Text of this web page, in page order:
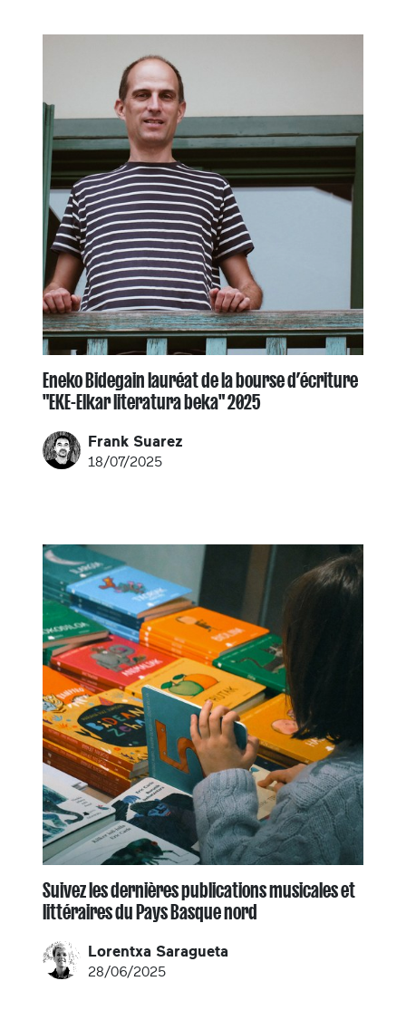
Eneko Bidegain lauréat de la bourse d’écriture
"EKE-Elkar literatura beka" 2025
Frank Suarez
18/07/2025
Suivez les dernières publications musicales et
littéraires du Pays Basque nord
Lorentxa Saragueta
28/06/2025